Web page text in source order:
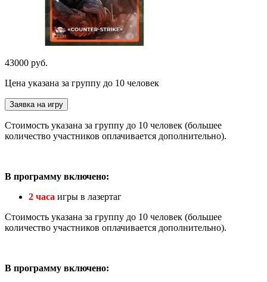
43000 руб.
Цена указана за группу до 10 человек
Заявка на игру
Стоимость указана за группу до 10 человек (большее
количество участников оплачивается дополнительно).
В программу включено:
2 часа игры в лазертаг
Стоимость указана за группу до 10 человек (большее
количество участников оплачивается дополнительно).
В программу включено: